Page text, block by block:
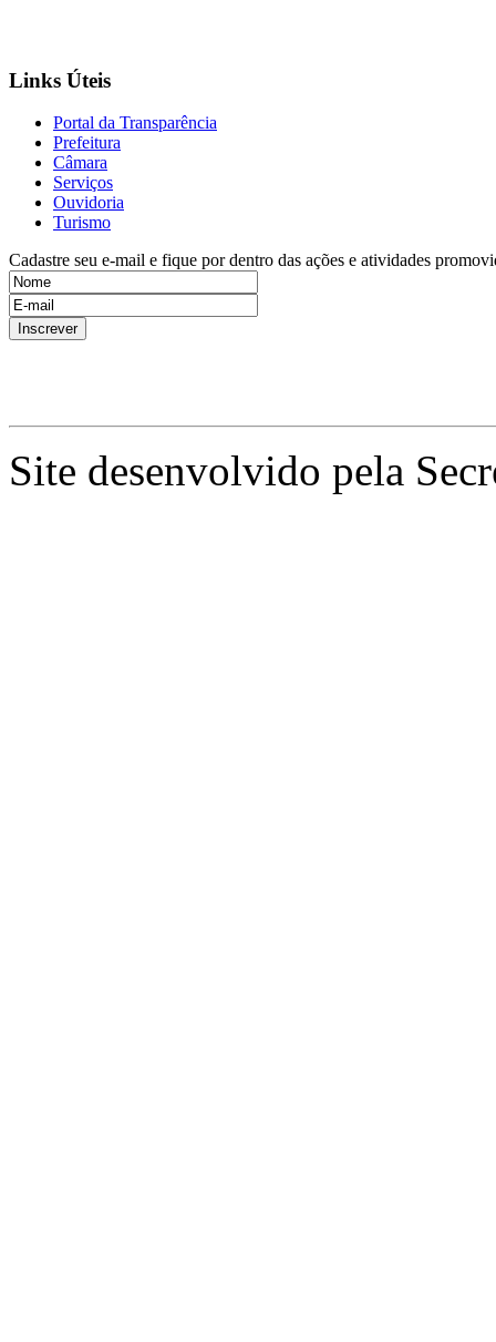
Links Úteis
Portal da Transparência
Prefeitura
Câmara
Serviços
Ouvidoria
Turismo
Cadastre seu e-mail e fique por dentro das ações e atividades
Site desenvolvido pela